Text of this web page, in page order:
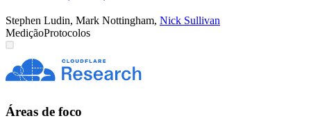
Stephen Ludin, Mark Nottingham, Nick Sullivan
MediçãoProtocolos
Áreas de foco